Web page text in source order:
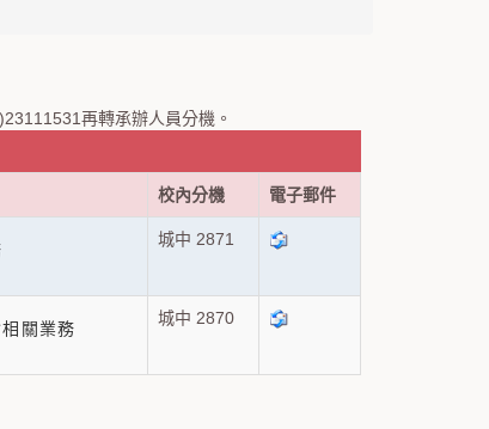
再轉承辦人員分機。
校內分機 電子郵件
城中 2871
關業務
城中 2870